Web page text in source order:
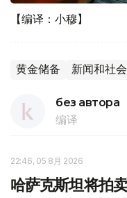
【编译：小穆】
黄金储备 新闻和社
без автора
编译
22:46, 05 8月 2026
哈萨克斯坦将拍